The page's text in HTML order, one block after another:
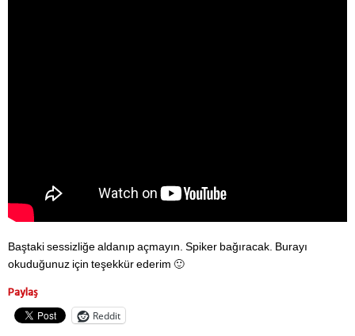
Baştaki sessizliğe aldanıp açmayın. Spiker bağıracak. Burayı
okuduğunuz için teşekkür ederim 🙂
Paylaş
Reddit